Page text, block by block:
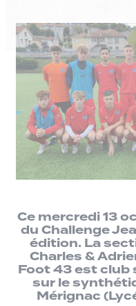
Ce mercredi 13
du Challenge
édition. La
Charles &
Foot 43 est club
sur le
Mérignac